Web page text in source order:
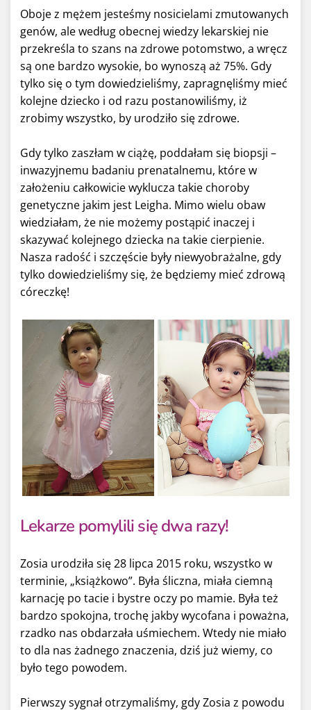
Oboje z mężem jesteśmy nosicielami zmutowanych
genów, ale według obecnej wiedzy lekarskiej nie
przekreśla to szans na zdrowe potomstwo, a wręcz
są one bardzo wysokie, bo wynoszą aż 75%. Gdy
tylko się o tym dowiedzieliśmy, zapragnęliśmy mieć
kolejne dziecko i od razu postanowiliśmy, iż
zrobimy wszystko, by urodziło się zdrowe.
Gdy tylko zaszłam w ciążę, poddałam się biopsji –
inwazyjnemu badaniu prenatalnemu, które w
założeniu całkowicie wyklucza takie choroby
genetyczne jakim jest Leigha. Mimo wielu obaw
wiedziałam, że nie możemy postąpić inaczej i
skazywać kolejnego dziecka na takie cierpienie.
Nasza radość i szczęście były niewyobrażalne, gdy
tylko dowiedzieliśmy się, że będziemy mieć zdrową
córeczkę!
Lekarze pomylili się dwa razy!
Zosia urodziła się 28 lipca 2015 roku, wszystko w
terminie, „książkowo”. Była śliczna, miała ciemną
karnację po tacie i bystre oczy po mamie. Była też
bardzo spokojna, trochę jakby wycofana i poważna,
rzadko nas obdarzała uśmiechem. Wtedy nie miało
to dla nas żadnego znaczenia, dziś już wiemy, co
było tego powodem.
Pierwszy sygnał otrzymaliśmy, gdy Zosia z powodu